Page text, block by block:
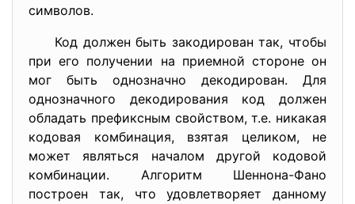
символов.
Код должен быть закодирован так, чтобы
при его получении на приемной стороне он
мог быть однозначно декодирован. Для
однозначного декодирования код должен
обладать префиксным свойством, т.е. никакая
кодовая комбинация, взятая целиком, не
может являться началом другой кодовой
комбинации. Алгоритм Шеннона-Фано
построен так, что удовлетворяет данному